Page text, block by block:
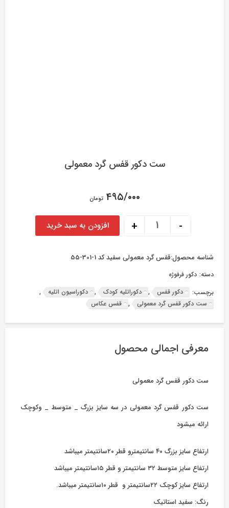
ست دکور قفس گرد معمولی
۴۹۵/۰۰۰ تومان
ست دکور قفس گرد معمولی عدد
-
+ افزودن به سبد خرید
شناسه محصول:قفس گرد معمولی سفید کد 1-301-55
دسته: دکور فرفوژه
برچسب:
دکور قفس , دکوراتلیه کودک , دکوراسیون اتلیه
,
ست دکور قفس گرد معمولی
, قفس عکاس
معرفی اجمالی محصول
ست دکور قفس گرد معمولی
ست دکور قفس گرد معمولی در سه سایز بزرگ _ متوسط _ وکوچک
ارائه میشود
ارتفاع سایز بزرگ ۴۰ سانتیمترو قطر ۲۰سانتیمتر میباشد
ارتفاع سایز متوسط ۳۲ سانتیمتر و قطر ۱۵سانتیمتر میباشد
ارتفاع سایز کوچک ۲۲سانتیمتر و قطر ۱۰سانتیمتر میباشد.
رنگ: سفید استاتیک